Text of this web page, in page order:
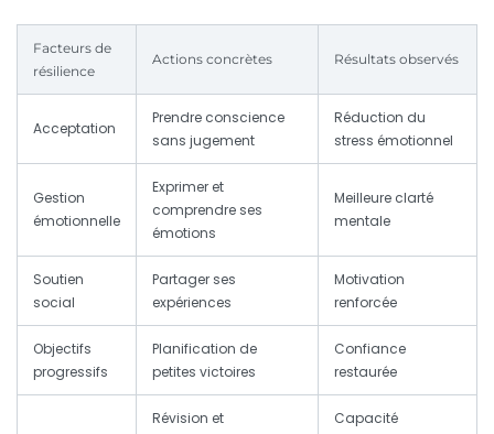
Facteurs de
résilience
Actions concrètes Résultats observés
Acceptation
Prendre conscience
sans jugement
Réduction du
stress émotionnel
Gestion
émotionnelle
Exprimer et
comprendre ses
émotions
Meilleure clarté
mentale
Soutien
social
Partager ses
expériences
Motivation
renforcée
Objectifs
progressifs
Planification de
petites victoires
Confiance
restaurée
Révision et
Capacité